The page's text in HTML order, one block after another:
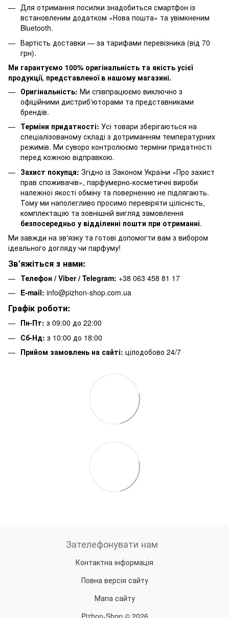
Для отримання посилки знадобиться смартфон із
встановленим додатком «Нова пошта» та увімкненим
Bluetooth.
Вартість доставки — за тарифами перевізника (від 70
грн).
Ми гарантуємо 100% оригінальність та якість усієї
продукції, представленої в нашому магазині.
Оригінальність: Ми співпрацюємо виключно з
офіційними дистриб'юторами та представниками
брендів.
Терміни придатності: Усі товари зберігаються на
спеціалізованому складі з дотриманням температурних
режимів. Ми суворо контролюємо терміни придатності
перед кожною відправкою.
Захист покупця: Згідно із Законом України «Про захист
прав споживачів», парфумерно-косметичні вироби
належної якості обміну та поверненню не підлягають.
Тому ми наполегливо просимо перевіряти цілісність,
комплектацію та зовнішній вигляд замовлення
безпосередньо у відділенні пошти при отриманні.
Ми завжди на зв'язку та готові допомогти вам з вибором
ідеального догляду чи парфуму!
Зв'яжіться з нами:
Телефон / Viber / Telegram: +38 063 458 81 17
E-mail: info@pizhon-shop.com.ua
Графік роботи:
Пн-Пт: з 09:00 до 22:00
Сб-Нд: з 10:00 до 18:00
Прийом замовлень на сайті: цілодобово 24/7
Зателефонувати нам
Контактна інформація
Повна версія сайту
Мапа сайту